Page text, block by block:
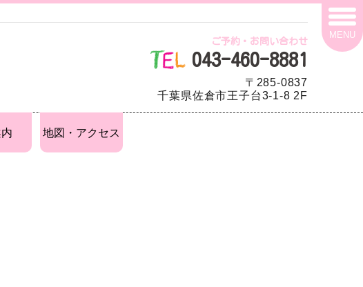
地図・アクセス
ご予約・お問い合わせ
043-460-8881
〒285-0837
千葉県佐倉市王子台3-1-8 2F
MENU